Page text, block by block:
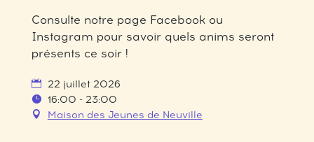
Consulte notre page Facebook ou
Instagram pour savoir quels anims seront
présents ce soir !
22 juillet 2026
16:00 - 23:00
Maison des Jeunes de Neuville